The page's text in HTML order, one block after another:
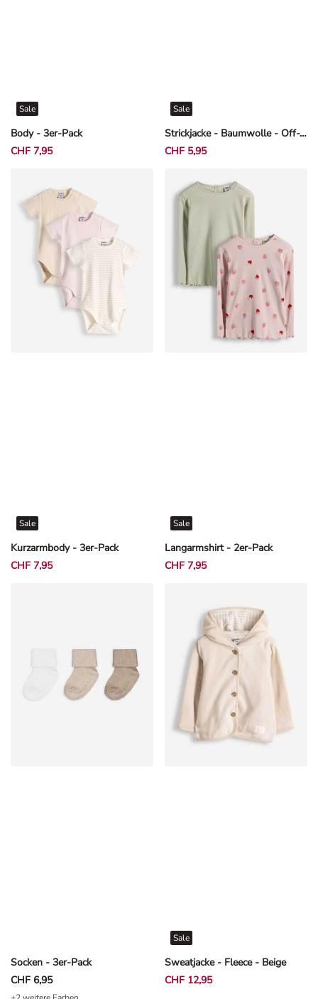
Body - 3er-Pack
Sale
CHF 7,95
Strickjacke - Baumwolle - Off-White
Sale
CHF 5,95
Kurzarmbody - 3er-Pack
Sale
CHF 7,95
Langarmshirt - 2er-Pack
Sale
CHF 7,95
Socken - 3er-Pack
CHF 6,95
Sweatjacke - Fleece - Beige
Sale
CHF 12,95